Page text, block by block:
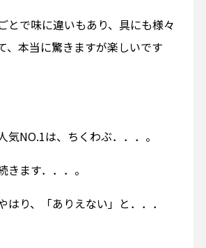
とで味に違いもあり、具にも様々
、本当に驚きますが楽しいです
気NO.1は、ちくわぶ．．．。
きます．．．。
はり、「ありえない」と．．．